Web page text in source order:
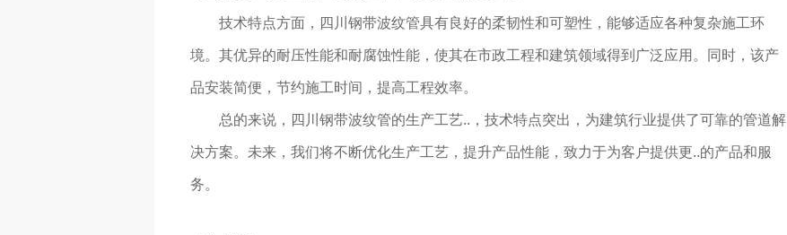
技术特点方面，四川钢带波纹管具有良好的柔韧性和可塑性，能够适应各种复杂施工环
境。其优异的耐压性能和耐腐蚀性能，使其在市政工程和建筑领域得到广泛应用。同时，该产
品安装简便，节约施工时间，提高工程效率。
总的来说，四川钢带波纹管的生产工艺..，技术特点突出，为建筑行业提供了可靠的管道解
决方案。未来，我们将不断优化生产工艺，提升产品性能，致力于为客户提供更..的产品和服
务。